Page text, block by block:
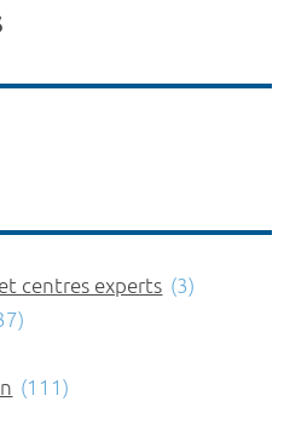
centres experts (3)
(111)